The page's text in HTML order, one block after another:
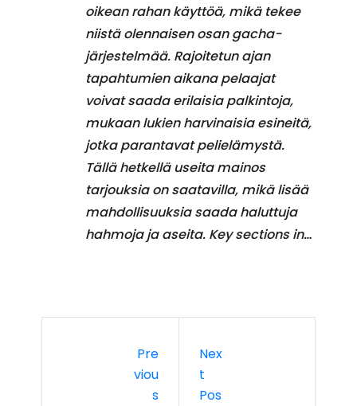
oikean rahan käyttöä, mikä tekee
niistä olennaisen osan gacha-
järjestelmää. Rajoitetun ajan
tapahtumien aikana pelaajat
voivat saada erilaisia palkintoja,
mukaan lukien harvinaisia esineitä,
jotka parantavat pelielämystä.
Tällä hetkellä useita mainos
tarjouksia on saatavilla, mikä lisää
mahdollisuuksia saada haluttuja
hahmoja ja aseita. Key sections in…
Pre
Viou
S
Nex
T
Pos